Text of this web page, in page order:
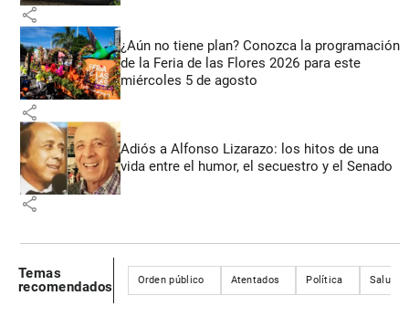
share
¿Aún no tiene plan? Conozca la programación
de la Feria de las Flores 2026 para este
miércoles 5 de agosto
share
Adiós a Alfonso Lizarazo: los hitos de una
vida entre el humor, el secuestro y el Senado
share
Temas
recomendados
Orden público Atentados Política Salud